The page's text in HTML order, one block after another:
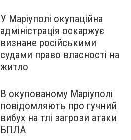
У Маріуполі окупаційна
адміністрація оскаржує
визнане російськими
судами право власності на
житло
В окупованому Маріуполі
повідомляють про гучний
вибух на тлі загрози атаки
БПЛА